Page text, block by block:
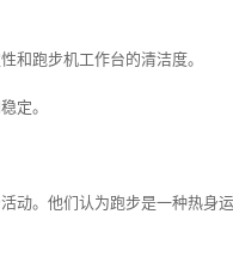
和跑步机工作台的清洁度。
定。
动。他们认为跑步是一种热身运